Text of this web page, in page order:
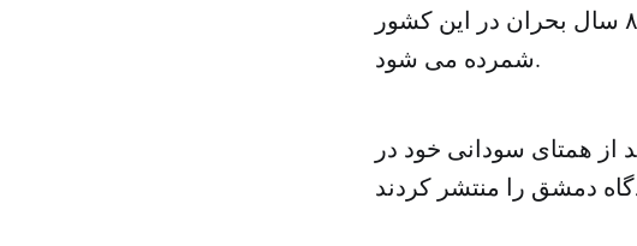
این اولین سفر رسمی یک رئیس کشور به سوریه بعد از ۸ سال بحران در این کشور
شمرده می شود.
همتای سودانی خود در